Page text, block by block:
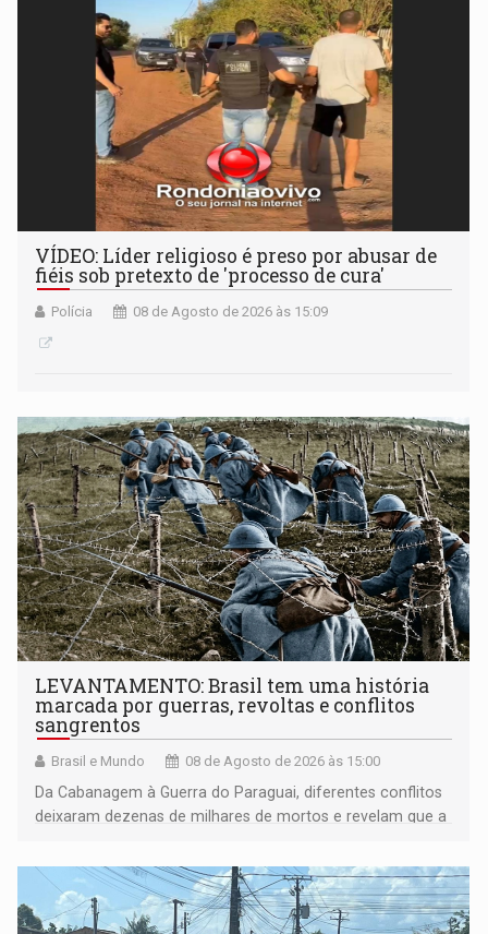
VÍDEO: Líder religioso é preso por abusar de
fiéis sob pretexto de 'processo de cura'
Polícia 08 de Agosto de 2026 às 15:09
LEVANTAMENTO: Brasil tem uma história
marcada por guerras, revoltas e conflitos
sangrentos
Brasil e Mundo 08 de Agosto de 2026 às 15:00
Da Cabanagem à Guerra do Paraguai, diferentes conflitos
deixaram dezenas de milhares de mortos e revelam que a
territoriais e sociais